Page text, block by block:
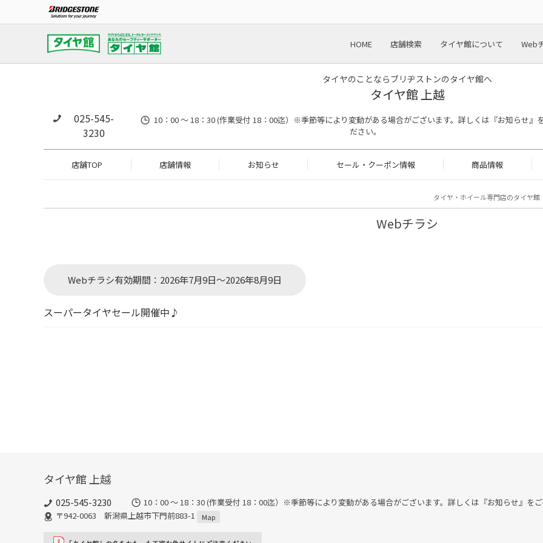
HOME 店舗検索 タイヤ館について Web
タイヤのことならブリヂストンのタイヤ館へ
タイヤ館 上越
025-545-
3230
10：00 ～ 18：30 (作業受付 18：00迄）※季節等により変動がある場合がございます。詳しくは『お知らせ』
ださい。
店舗TOP 店舗情報 お知らせ セール・クーポン情報 商品情報
タイヤ・ホイール専門店のタイヤ館
Webチラシ
Webチラシ有効期間： 2026年7月9日～2026年8月9日
スーパータイヤセール開催中♪
タイヤ館 上越
025-545-3230
10：00 ～ 18：30 (作業受付 18：00迄）※季節等により変動がある場合がございます。詳しくは『お知らせ』をご
〒942-0063 新潟県上越市下門前883-1
Map